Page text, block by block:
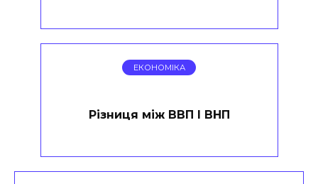
ЕКОНОМІКА
Різниця між ВВП І ВНП